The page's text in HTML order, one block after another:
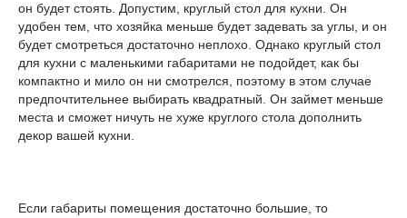
он будет стоять. Допустим, круглый стол для кухни. Он
удобен тем, что хозяйка меньше будет задевать за углы, и он
будет смотреться достаточно неплохо. Однако круглый стол
для кухни с маленькими габаритами не подойдет, как бы
компактно и мило он ни смотрелся, поэтому в этом случае
предпочтительнее выбирать квадратный. Он займет меньше
места и сможет ничуть не хуже круглого стола дополнить
декор вашей кухни.
Если габариты помещения достаточно большие, то